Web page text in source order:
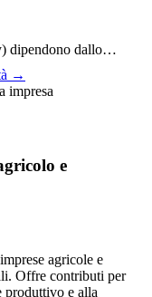
dipendono dallo…
→
impresa
e
agricole e
Offre contributi per
produttivo e alla